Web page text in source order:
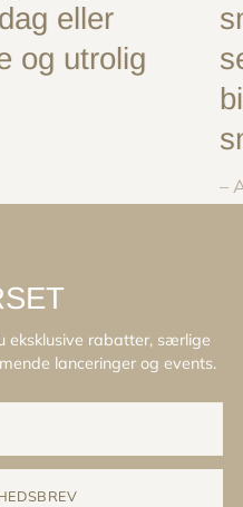
eller
og utrolig
–
eksklusive rabatter, særlige
lanceringer og events.